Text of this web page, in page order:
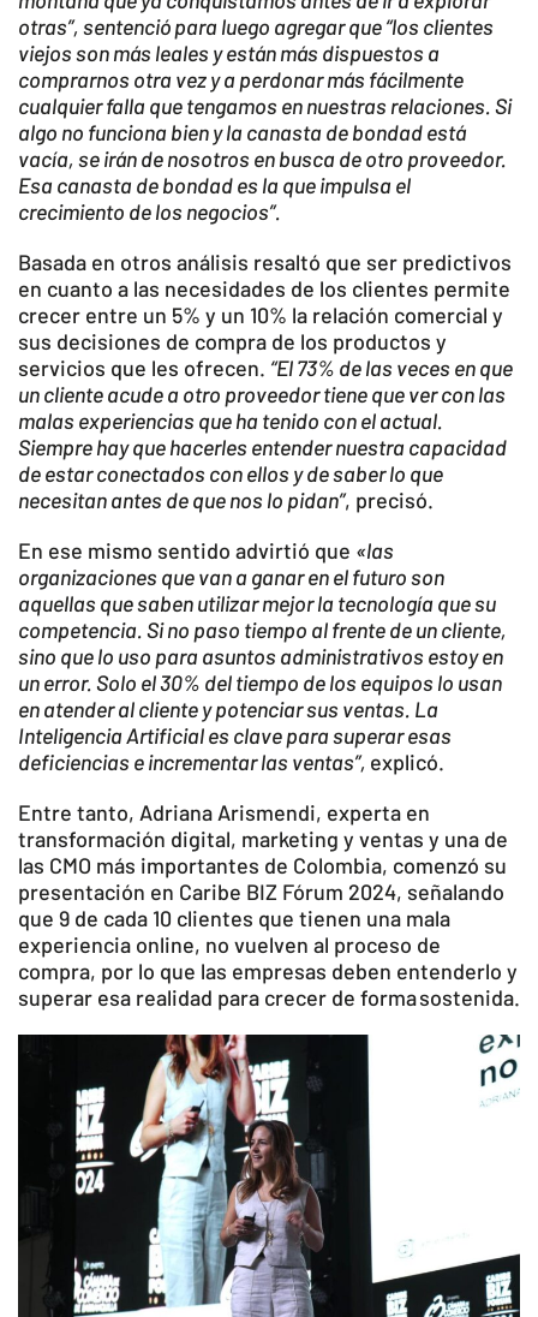
otras”, sentenció para luego agregar que “los clientes
viejos son más leales y están más dispuestos a
comprarnos otra vez y a perdonar más fácilmente
cualquier falla que tengamos en nuestras relaciones. Si
algo no funciona bien y la canasta de bondad está
vacía, se irán de nosotros en busca de otro proveedor.
Esa canasta de bondad es la que impulsa el
crecimiento de los negocios”.
Basada en otros análisis resaltó que ser predictivos
en cuanto a las necesidades de los clientes permite
crecer entre un 5% y un 10% la relación comercial y
sus decisiones de compra de los productos y
servicios que les ofrecen. “El 73% de las veces en que
un cliente acude a otro proveedor tiene que ver con las
malas experiencias que ha tenido con el actual.
Siempre hay que hacerles entender nuestra capacidad
de estar conectados con ellos y de saber lo que
necesitan antes de que nos lo pidan”, precisó.
En ese mismo sentido advirtió que «las
organizaciones que van a ganar en el futuro son
aquellas que saben utilizar mejor la tecnología que su
competencia. Si no paso tiempo al frente de un cliente,
sino que lo uso para asuntos administrativos estoy en
un error. Solo el 30% del tiempo de los equipos lo usan
en atender al cliente y potenciar sus ventas. La
Inteligencia Artificial es clave para superar esas
deficiencias e incrementar las ventas”, explicó.
Entre tanto, Adriana Arismendi, experta en
transformación digital, marketing y ventas y una de
las CMO más importantes de Colombia, comenzó su
presentación en Caribe BIZ Fórum 2024, señalando
que 9 de cada 10 clientes que tienen una mala
experiencia online, no vuelven al proceso de
compra, por lo que las empresas deben entenderlo y
superar esa realidad para crecer de forma sostenida.